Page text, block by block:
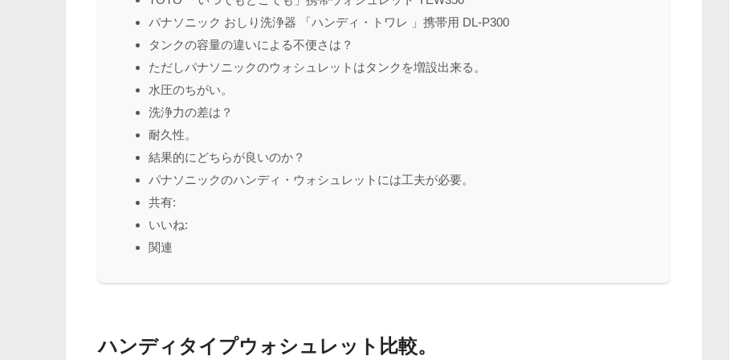
パナソニック おしり洗浄器 「ハンディ・トワレ 」携帯用 DL-P300
タンクの容量の違いによる不便さは？
ただしパナソニックのウォシュレットはタンクを増設出来る。
水圧のちがい。
洗浄力の差は？
耐久性。
結果的にどちらが良いのか？
パナソニックのハンディ・ウォシュレットには工夫が必要。
共有:
いいね:
関連
ハンディタイプウォシュレット比較。